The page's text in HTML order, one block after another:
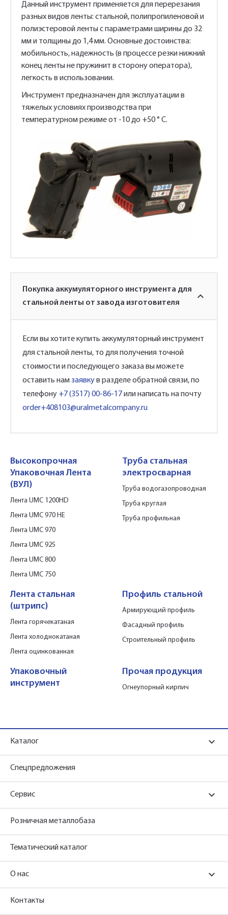
Данный инструмент применяется для перерезания
разных видов ленты: стальной, полипропиленовой и
полиэстеровой ленты с параметрами ширины до 32
мм и толщины до 1,4 мм. Основные достоинства:
мобильность, надежность (в процессе резки нижний
конец ленты не пружинит в сторону оператора),
легкость в использовании.
Инструмент предназначен для эксплуатации в
тяжелых условиях производства при
температурном режиме от -10 до +50 ° С.
Покупка аккумуляторного инструмента для
стальной ленты от завода изготовителя
Если вы хотите купить аккумуляторный инструмент
для стальной ленты, то для получения точной
стоимости и последующего заказа вы можете
оставить намзаявкув разделе обратной связи, по
телефону +7 (3517) 00-86-17или написать на почту
order+408103@uralmetalcompany.ru
Высокопрочная
Упаковочная Лента
(ВУЛ)
Лента UMC 1200HD
Лента UMC 970 HE
Лента UMC 970
Лента UMC 925
Лента UMC 800
Лента UMC 750
Труба стальная
электросварная
Труба водогазопроводная
Труба круглая
Труба профильная
Лента стальная
(штрипс)
Лента горячекатаная
Лента холоднокатаная
Лента оцинкованная
Профиль стальной
Армирующий профиль
Фасадный профиль
Строительный профиль
Упаковочный
инструмент
Прочая продукция
Огнеупорный кирпич
Каталог
Спецпредложения
Сервис
Розничная металлобаза
Тематический каталог
О нас
Контакты